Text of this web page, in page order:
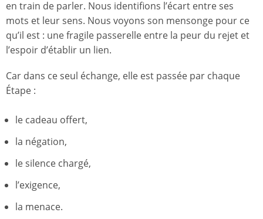
en train de parler. Nous identifions l’écart entre ses
mots et leur sens. Nous voyons son mensonge pour ce
qu’il est : une fragile passerelle entre la peur du rejet et
l’espoir d’établir un lien.
Car dans ce seul échange, elle est passée par chaque
Étape :
le cadeau offert,
la négation,
le silence chargé,
l’exigence,
la menace.